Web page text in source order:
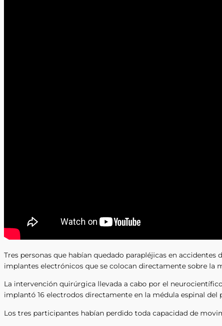
Tres personas que habían quedado parapléjicas en
implantes electrónicos que se colocan directamente sobre la
La intervención quirúrgica llevada a cabo por el
implantó 16 electrodos directamente en la médula espinal del
Los tres participantes habían perdido toda capacidad de